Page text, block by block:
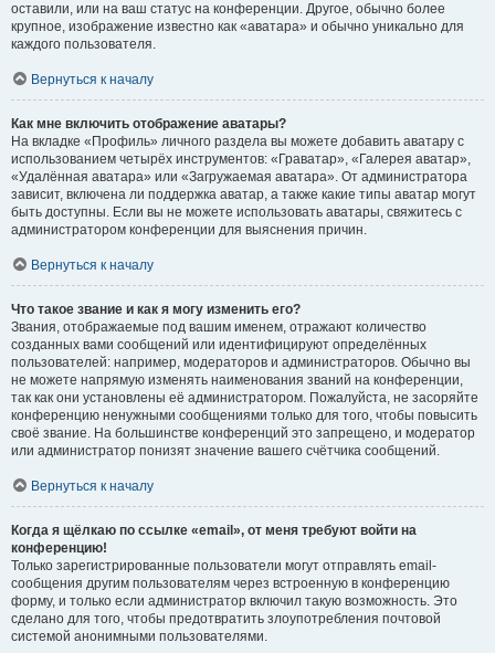
оставили, или на ваш статус на конференции. Другое, обычно более
крупное, изображение известно как «аватара» и обычно уникально для
каждого пользователя.
Вернуться к началу
Как мне включить отображение аватары?
На вкладке «Профиль» личного раздела вы можете добавить аватару с
использованием четырёх инструментов: «Граватар», «Галерея аватар»,
«Удалённая аватара» или «Загружаемая аватара». От администратора
зависит, включена ли поддержка аватар, а также какие типы аватар могут
быть доступны. Если вы не можете использовать аватары, свяжитесь с
администратором конференции для выяснения причин.
Вернуться к началу
Что такое звание и как я могу изменить его?
Звания, отображаемые под вашим именем, отражают количество
созданных вами сообщений или идентифицируют определённых
пользователей: например, модераторов и администраторов. Обычно вы
не можете напрямую изменять наименования званий на конференции,
так как они установлены её администратором. Пожалуйста, не засоряйте
конференцию ненужными сообщениями только для того, чтобы повысить
своё звание. На большинстве конференций это запрещено, и модератор
или администратор понизят значение вашего счётчика сообщений.
Вернуться к началу
Когда я щёлкаю по ссылке «email», от меня требуют войти на
конференцию!
Только зарегистрированные пользователи могут отправлять email-
сообщения другим пользователям через встроенную в конференцию
форму, и только если администратор включил такую возможность. Это
сделано для того, чтобы предотвратить злоупотребления почтовой
системой анонимными пользователями.